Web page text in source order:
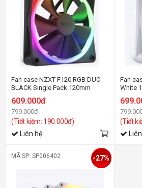
Fan case NZXT F120 RGB DUO
BLACK Single Pack 120mm
609.000đ
799.000đ
(Tiết kiệm: 190.000đ)
Liên hệ
Fan
White
(Tiết
MÃ SP: SP006402 -27%